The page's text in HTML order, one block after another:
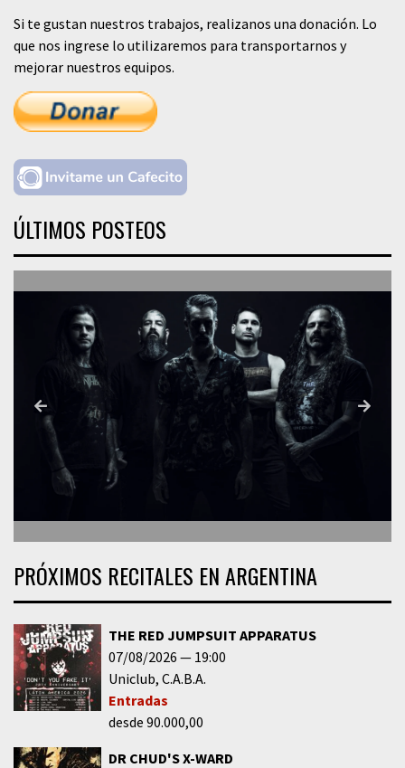
Si te gustan nuestros trabajos, realizanos una donación. Lo
que nos ingrese lo utilizaremos para transportarnos y
mejorar nuestros equipos.
ÚLTIMOS POSTEOS
PRÓXIMOS RECITALES EN ARGENTINA
THE RED JUMPSUIT APPARATUS
07/08/2026
19:00
Uniclub C.A.B.A.
Entradas
desde 90.000,00
DR CHUD'S X-WARD